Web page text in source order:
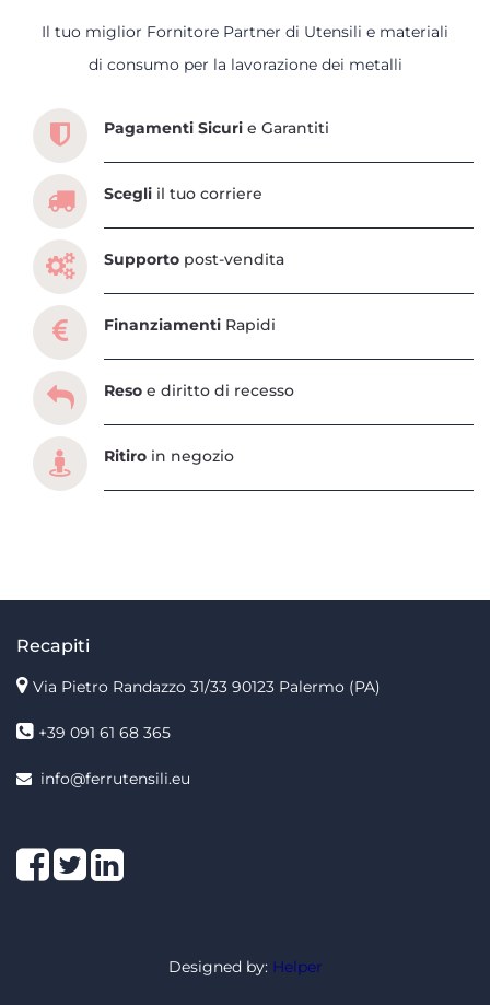
Il tuo miglior Fornitore Partner di Utensili e materiali
di consumo per la lavorazione dei metalli
Scopri tutti i servizi che ti abbiamo dedicato
Pagamenti Sicuri e Garantiti
Scegli il tuo corriere
Supporto post-vendita
Finanziamenti Rapidi
Reso e diritto di recesso
Ritiro in negozio
Recapiti
Via Pietro Randazzo 31/33 90123 Palermo (PA)
+39 091 61 68 365
info@ferrutensili.eu
Facebook
TwitterLinkedIn
Designed by: Helper